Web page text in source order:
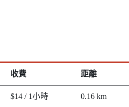
收費 距離
$14 / 1小時 0.16 km